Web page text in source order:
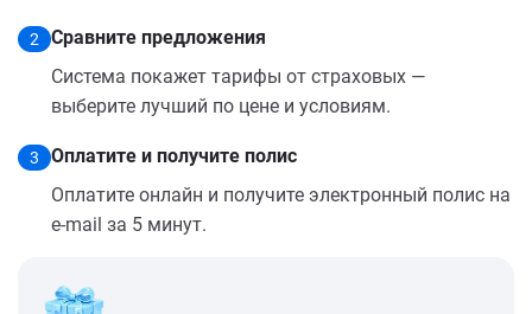
2
Сравните предложения
Система покажет тарифы от страховых —
выберите лучший по цене и условиям.
3
Оплатите и получите полис
Оплатите онлайн и получите электронный полис на
e-mail за 5 минут.